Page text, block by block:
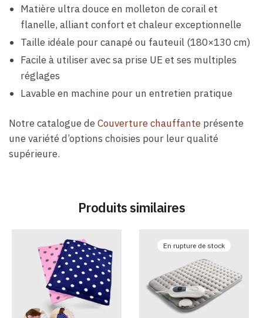
Matière ultra douce en molleton de corail et
flanelle, alliant confort et chaleur exceptionnelle
Taille idéale pour canapé ou fauteuil (180×130 cm)
Facile à utiliser avec sa prise UE et ses multiples
réglages
Lavable en machine pour un entretien pratique
Notre catalogue deCouverture chauffante présente
une variété d’options choisies pour leur qualité
supérieure.
Produits similaires
En rupture de stock